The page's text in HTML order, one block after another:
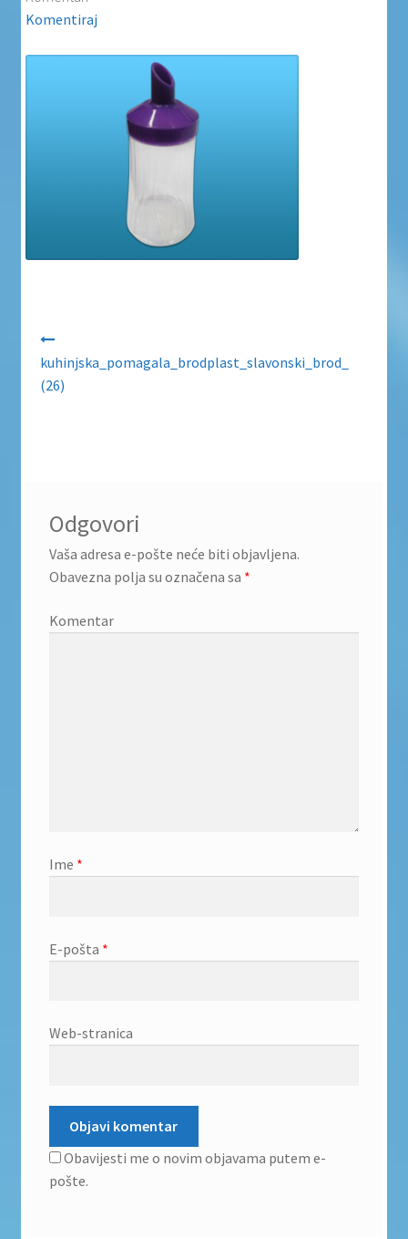
Uvjeti poslovanja
Zaštita privatnosti
Zaštita privatnosti i uvjeti poslovanja
Komentiraj
kuhinjska_pomagala_brodplast_slavonski_brod_
(26)
Odgovori
Vaša adresa e-pošte neće biti objavljena.
Obavezna polja su označena sa *
Komentar
Ime *
E-pošta *
Web-stranica
Obavijesti me o novim objavama putem e-
pošte.